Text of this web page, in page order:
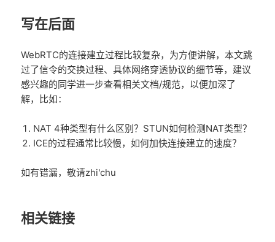
写在后面
WebRTC的连接建立过程比较复杂，为方便讲解，本文跳
过了信令的交换过程、具体网络穿透协议的细节等，建议
感兴趣的同学进一步查看相关文档/规范，以便加深了
解，比如：
NAT 4种类型有什么区别？STUN如何检测NAT类型？
ICE的过程通常比较慢，如何加快连接建立的速度？
如有错漏，敬请zhi'chu
相关链接